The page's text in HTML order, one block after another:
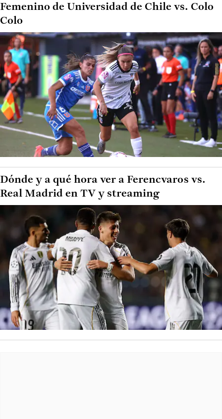
Femenino de Universidad de Chile vs. Colo
Colo
Dónde y a qué hora ver a Ferencvaros vs.
Real Madrid en TV y streaming